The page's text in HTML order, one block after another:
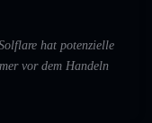
hat potenzielle
vor dem Handeln